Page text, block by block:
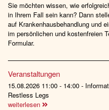
Sie möchten wissen, wie
in Ihrem Fall sein kann? Dann
auf Krankenhausbehandlung und
im persönlichen und kostenfreien
Formular.
Veranstaltungen
15.08.2026 11:00 - 14:00 -
Restless Legs
weiterlesen